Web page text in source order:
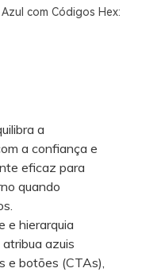
com Códigos Hex:
a
a confiança e
eficaz para
quando
e hierarquia
azuis
e botões (CTAs),